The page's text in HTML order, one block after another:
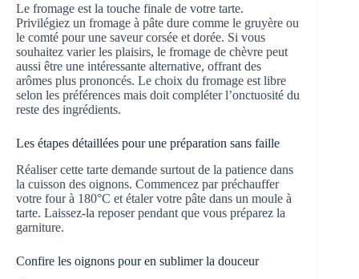
Le fromage est la touche finale de votre tarte.
Privilégiez un fromage à pâte dure comme le gruyère ou
le comté pour une saveur corsée et dorée. Si vous
souhaitez varier les plaisirs, le fromage de chèvre peut
aussi être une intéressante alternative, offrant des
arômes plus prononcés. Le choix du fromage est libre
selon les préférences mais doit compléter l’onctuosité du
reste des ingrédients.
Les étapes détaillées pour une préparation sans faille
Réaliser cette tarte demande surtout de la patience dans
la cuisson des oignons. Commencez par préchauffer
votre four à 180°C et étaler votre pâte dans un moule à
tarte. Laissez-la reposer pendant que vous préparez la
garniture.
Confire les oignons pour en sublimer la douceur